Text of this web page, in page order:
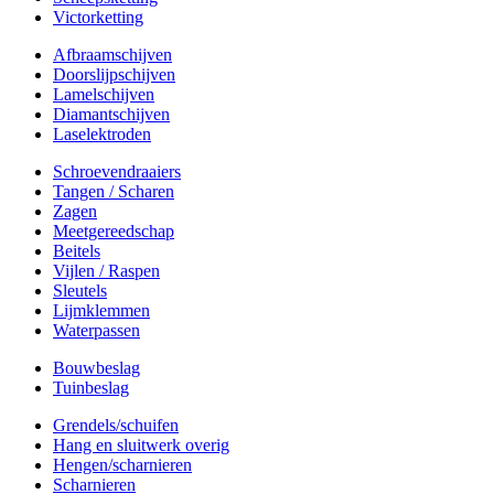
Victorketting
Afbraamschijven
Doorslijpschijven
Lamelschijven
Diamantschijven
Laselektroden
Schroevendraaiers
Tangen / Scharen
Zagen
Meetgereedschap
Beitels
Vijlen / Raspen
Sleutels
Lijmklemmen
Waterpassen
Bouwbeslag
Tuinbeslag
Grendels/schuifen
Hang en sluitwerk overig
Hengen/scharnieren
Scharnieren